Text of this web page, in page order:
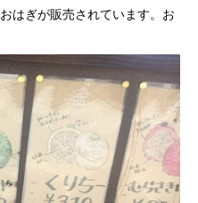
はぎが販売されています。お